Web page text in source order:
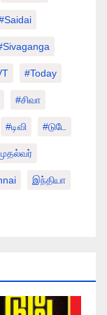
#today
#சிவா
#டிவி #டுடே
இந்தியா